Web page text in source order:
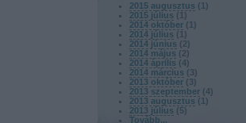
2015 augusztus ( 1 )
2015 július ( 1 )
2014 október ( 1 )
2014 július ( 1 )
2014 június (2)
2014 május (2)
2014 április (4)
2014 március (3)
2013 október (3)
2013 szeptember (4)
2013 augusztus ( 1 )
2013 július (5)
Tovább...